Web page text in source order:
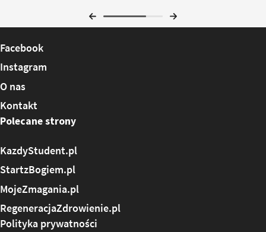
Facebook
Instagram
O nas
Kontakt
Polecane strony
KazdyStudent.pl
StartzBogiem.pl
MojeZmagania.pl
RegeneracjaZdrowienie.pl
Polityka prywatności